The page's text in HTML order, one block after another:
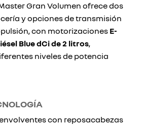
Gran Volumen ofrece dos
y opciones de transmisión
con motorizacionesE-
Blue dCi de 2 litros,
niveles de potencia
con reposacabezas